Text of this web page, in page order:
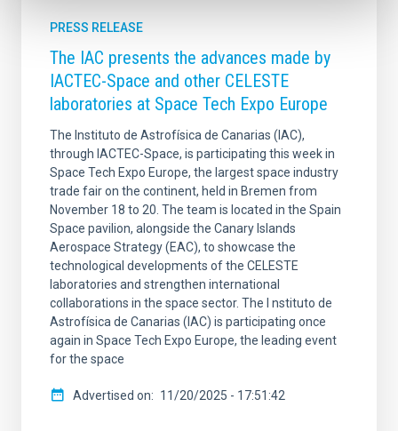
PRESS RELEASE
The IAC presents the advances made by
IACTEC-Space and other CELESTE
laboratories at Space Tech Expo Europe
The Instituto de Astrofísica de Canarias (IAC),
through IACTEC-Space, is participating this week in
Space Tech Expo Europe, the largest space industry
trade fair on the continent, held in Bremen from
November 18 to 20. The team is located in the Spain
Space pavilion, alongside the Canary Islands
Aerospace Strategy (EAC), to showcase the
technological developments of the CELESTE
laboratories and strengthen international
collaborations in the space sector. The I nstituto de
Astrofísica de Canarias (IAC) is participating once
again in Space Tech Expo Europe, the leading event
for the space
Advertised on 11/20/2025 - 17:51:42